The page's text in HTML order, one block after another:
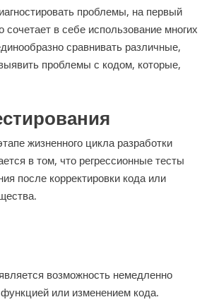
проблемы, на первый
в себе использование многих
сравнивать различные,
проблемы с кодом, которые,
жизненного цикла разработки
в том, что регрессионные тесты
после корректировки кода или
возможность немедленно
или изменением кода.